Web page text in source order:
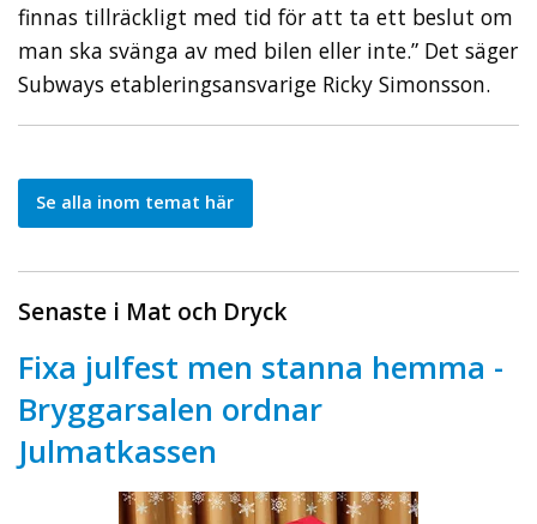
finnas tillräckligt med tid för att ta ett beslut om
man ska svänga av med bilen eller inte.” Det säger
Subways etableringsansvarige Ricky Simonsson.
Se alla inom temat här
Senaste i Mat och Dryck
Fixa julfest men stanna hemma -
Bryggarsalen ordnar
Julmatkassen